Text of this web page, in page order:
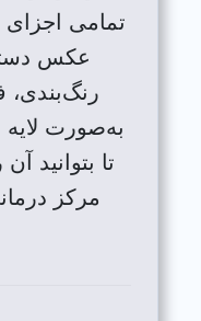
تمامی اجزای
عکس
رنگ‌بندی،
به‌صورت لایه
تا بتوانید
مرکز